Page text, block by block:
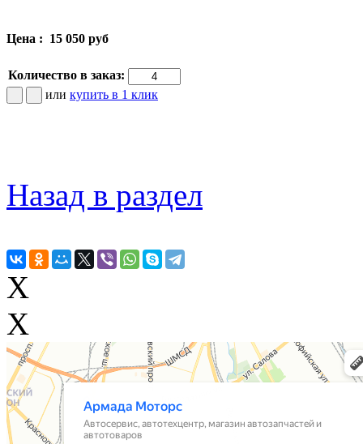
Цена : 15 050 руб
Количество в заказ:
или купить в 1 клик
Назад в раздел
X
X